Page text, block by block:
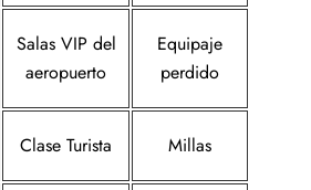
Salas VIP del
aeropuerto
Equipaje
perdido
Clase Turista Millas